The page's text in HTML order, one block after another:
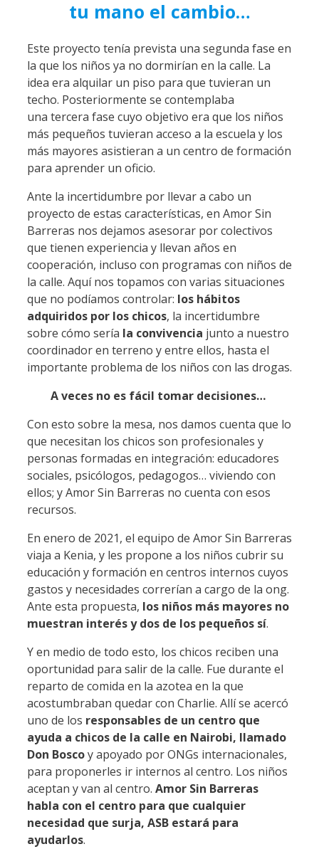
tu mano el cambio…
Este proyecto tenía prevista una segunda fase en
la que los niños ya no dormirían en la calle. La
idea era alquilar un piso para que tuvieran un
techo. Posteriormente se contemplaba
una tercera fase cuyo objetivo era que los niños
más pequeños tuvieran acceso a la escuela y los
más mayores asistieran a un centro de formación
para aprender un oficio.
Ante la incertidumbre por llevar a cabo un
proyecto de estas características, en Amor Sin
Barreras nos dejamos asesorar por colectivos
que tienen experiencia y llevan años en
cooperación, incluso con programas con niños de
la calle. Aquí nos topamos con varias situaciones
que no podíamos controlar: los hábitos
adquiridos por los chicos, la incertidumbre
sobre cómo sería la convivencia junto a nuestro
coordinador en terreno y entre ellos, hasta el
importante problema de los niños con las drogas.
A veces no es fácil tomar decisiones…
Con esto sobre la mesa, nos damos cuenta que lo
que necesitan los chicos son profesionales y
personas formadas en integración: educadores
sociales, psicólogos, pedagogos… viviendo con
ellos; y Amor Sin Barreras no cuenta con esos
recursos.
En enero de 2021, el equipo de Amor Sin Barreras
viaja a Kenia, y les propone a los niños cubrir su
educación y formación en centros internos cuyos
gastos y necesidades correrían a cargo de la ong.
Ante esta propuesta, los niños más mayores no
muestran interés y dos de los pequeños sí.
Y en medio de todo esto, los chicos reciben una
oportunidad para salir de la calle. Fue durante el
reparto de comida en la azotea en la que
acostumbraban quedar con Charlie. Allí se acercó
uno de los responsables de un centro que
ayuda a chicos de la calle en Nairobi, llamado
Don Boscoy apoyado por ONGs internacionales,
para proponerles ir internos al centro. Los niños
aceptan y van al centro. Amor Sin Barreras
habla con el centro para que cualquier
necesidad que surja, ASB estará para
ayudarlos.